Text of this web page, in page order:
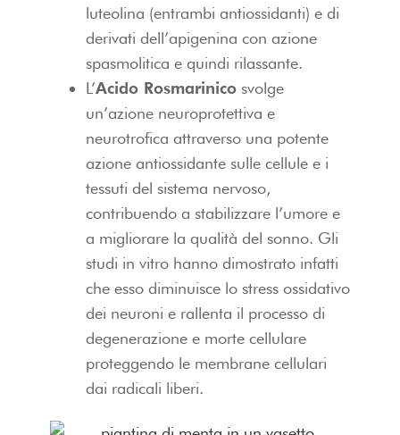
luteolina (entrambi antiossidanti) e di
derivati dell’apigenina con azione
spasmolitica e quindi rilassante.
L’Acido Rosmarinicosvolge
un’azione neuroprotettiva e
neurotrofica attraverso una potente
azione antiossidante sulle cellule e i
tessuti del sistema nervoso,
contribuendo a stabilizzare l’umore e
a migliorare la qualità del sonno. Gli
studi in vitro hanno dimostrato infatti
che esso diminuisce lo stress ossidativo
dei neuroni e rallenta il processo di
degenerazione e morte cellulare
proteggendo le membrane cellulari
dai radicali liberi.